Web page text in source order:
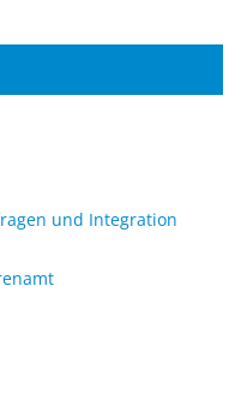
und Integration